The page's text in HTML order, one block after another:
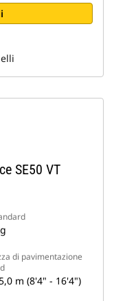
SE50 VT
di pavimentazione
m (8'4" - 16'4")